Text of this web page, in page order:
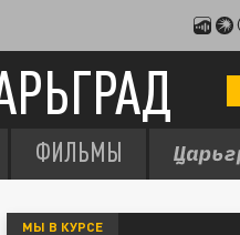
ФИЛЬМЫ
МЫ В КУРСЕ